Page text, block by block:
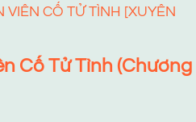
CỐ TỬ TÌNH [XUYÊN
Cố Tử Tình (Chương